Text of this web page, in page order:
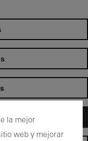
la mejor
web y mejorar